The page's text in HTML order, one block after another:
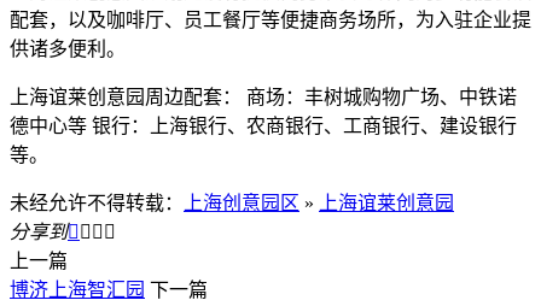
配套，以及咖啡厅、员工餐厅等便捷商务场所，为入驻企业提
供诸多便利。
上海谊莱创意园周边配套： 商场：丰树城购物广场、中铁诺
德中心等 银行：上海银行、农商银行、工商银行、建设银行
等。
未经允许不得转载： 上海创意园区 »
上海谊莱创意园
分享到   
上一篇
博济上海智汇园 下一篇